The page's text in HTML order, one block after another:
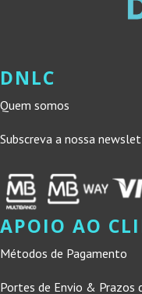
DNLC
Quem somos
Subscreva a nossa
APOIO AO
Métodos de Pagamento
Portes de Envio & Prazos